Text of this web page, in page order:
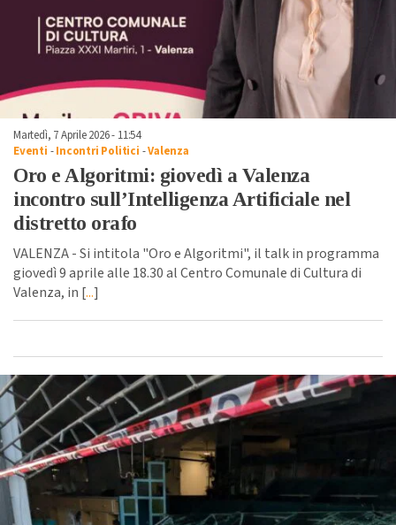
Martedì, 7 Aprile 2026 - 11:54
Eventi -Incontri Politici -Valenza
Oro e Algoritmi: giovedì a Valenza
incontro sull’Intelligenza Artificiale nel
distretto orafo
VALENZA - Si intitola "Oro e Algoritmi", il talk in programma
giovedì 9 aprile alle 18.30 al Centro Comunale di Cultura di
Valenza, in [...]